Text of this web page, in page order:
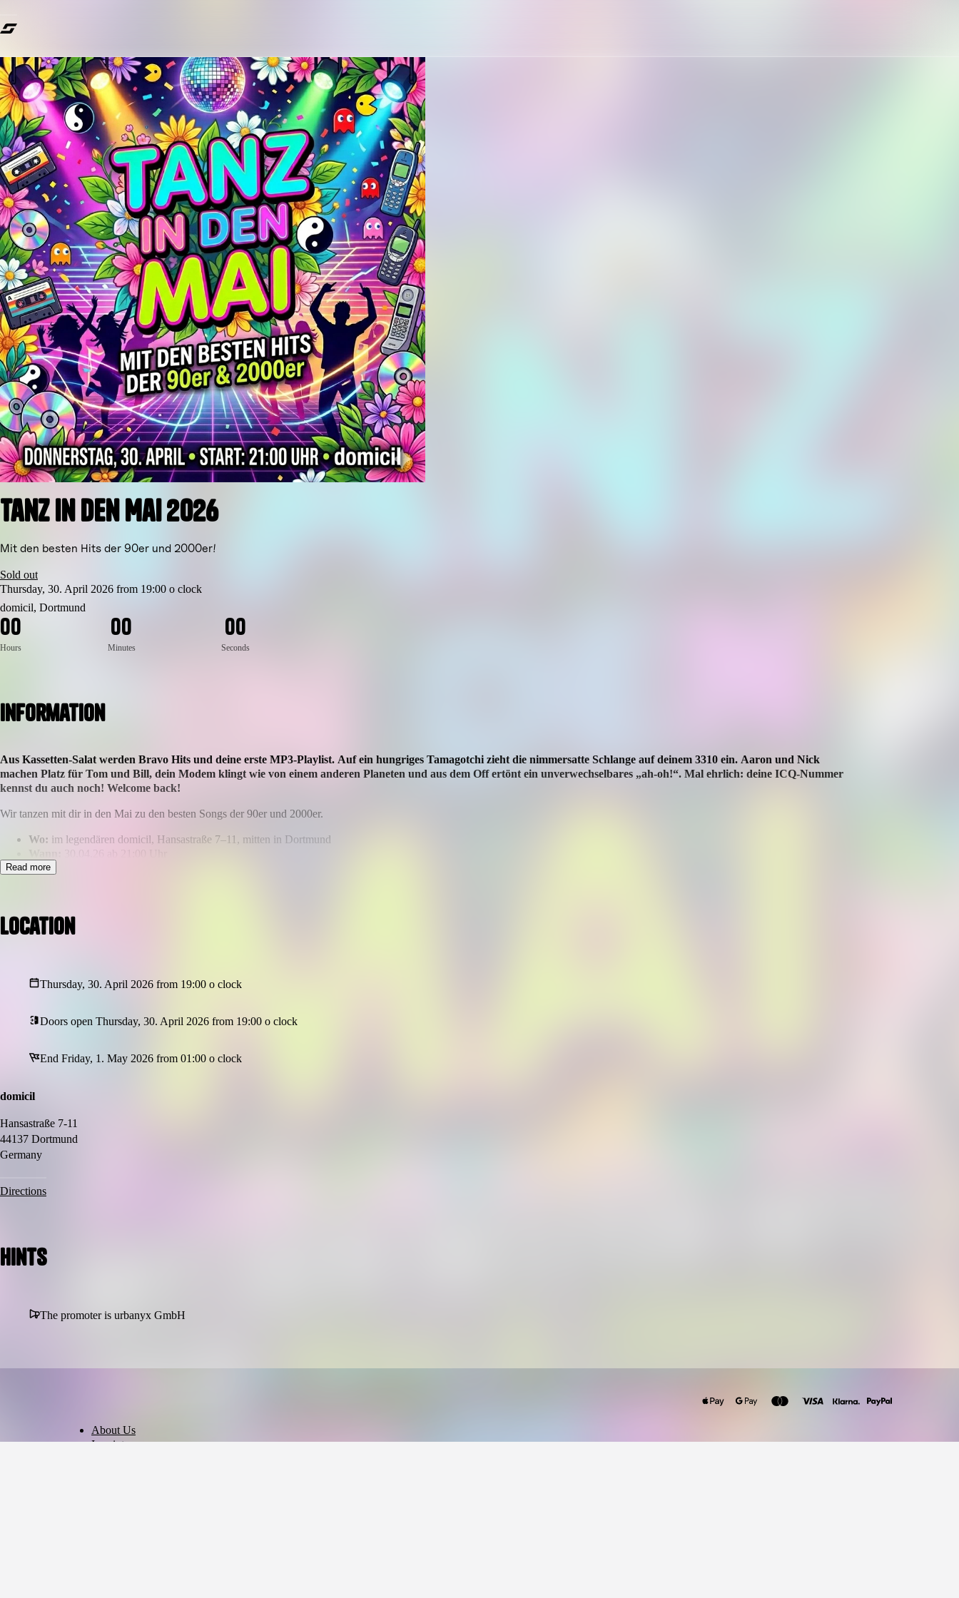
Tanz in den Mai 2026
Mit den besten Hits der 90er und 2000er!
Sold out
Thursday, 30. April 2026 from 19:00 o clock
domicil, Dortmund
00
Hours
00
Minutes
00
Seconds
Information
Aus Kassetten-Salat werden Bravo Hits und deine erste MP3-Playlist. Auf ein hungriges Tamagotchi zieht die nimmersatte Schlange auf deinem 3310 ein. Aaron und Nick
machen Platz für Tom und Bill, dein Modem klingt wie von einem anderen Planeten und aus dem Off ertönt ein unverwechselbares „ah-oh!“. Mal ehrlich: deine ICQ-Nummer
kennst du auch noch! Welcome back!
Wir tanzen mit dir in den Mai zu den besten Songs der 90er und 2000er.
Wo: im legendären domicil, Hansastraße 7–11, mitten in Dortmund
Read more
Location
Thursday, 30. April 2026 from 19:00 o clock
Doors open Thursday, 30. April 2026 from 19:00 o clock
End Friday, 1. May 2026 from 01:00 o clock
domicil
Hansastraße 7-11
44137 Dortmund
Germany
Directions
Hints
The promoter is urbanyx GmbH
About Us
Imprint